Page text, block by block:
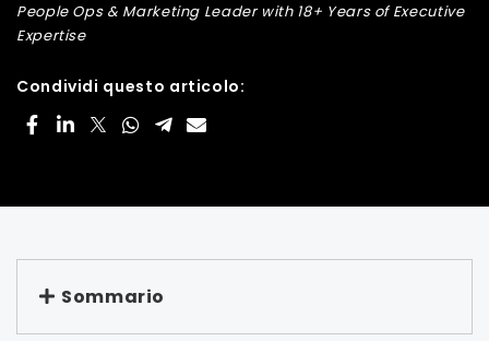
People Ops & Marketing Leader with 18+ Years of Executive
Expertise
Condividi questo articolo:
Sommario